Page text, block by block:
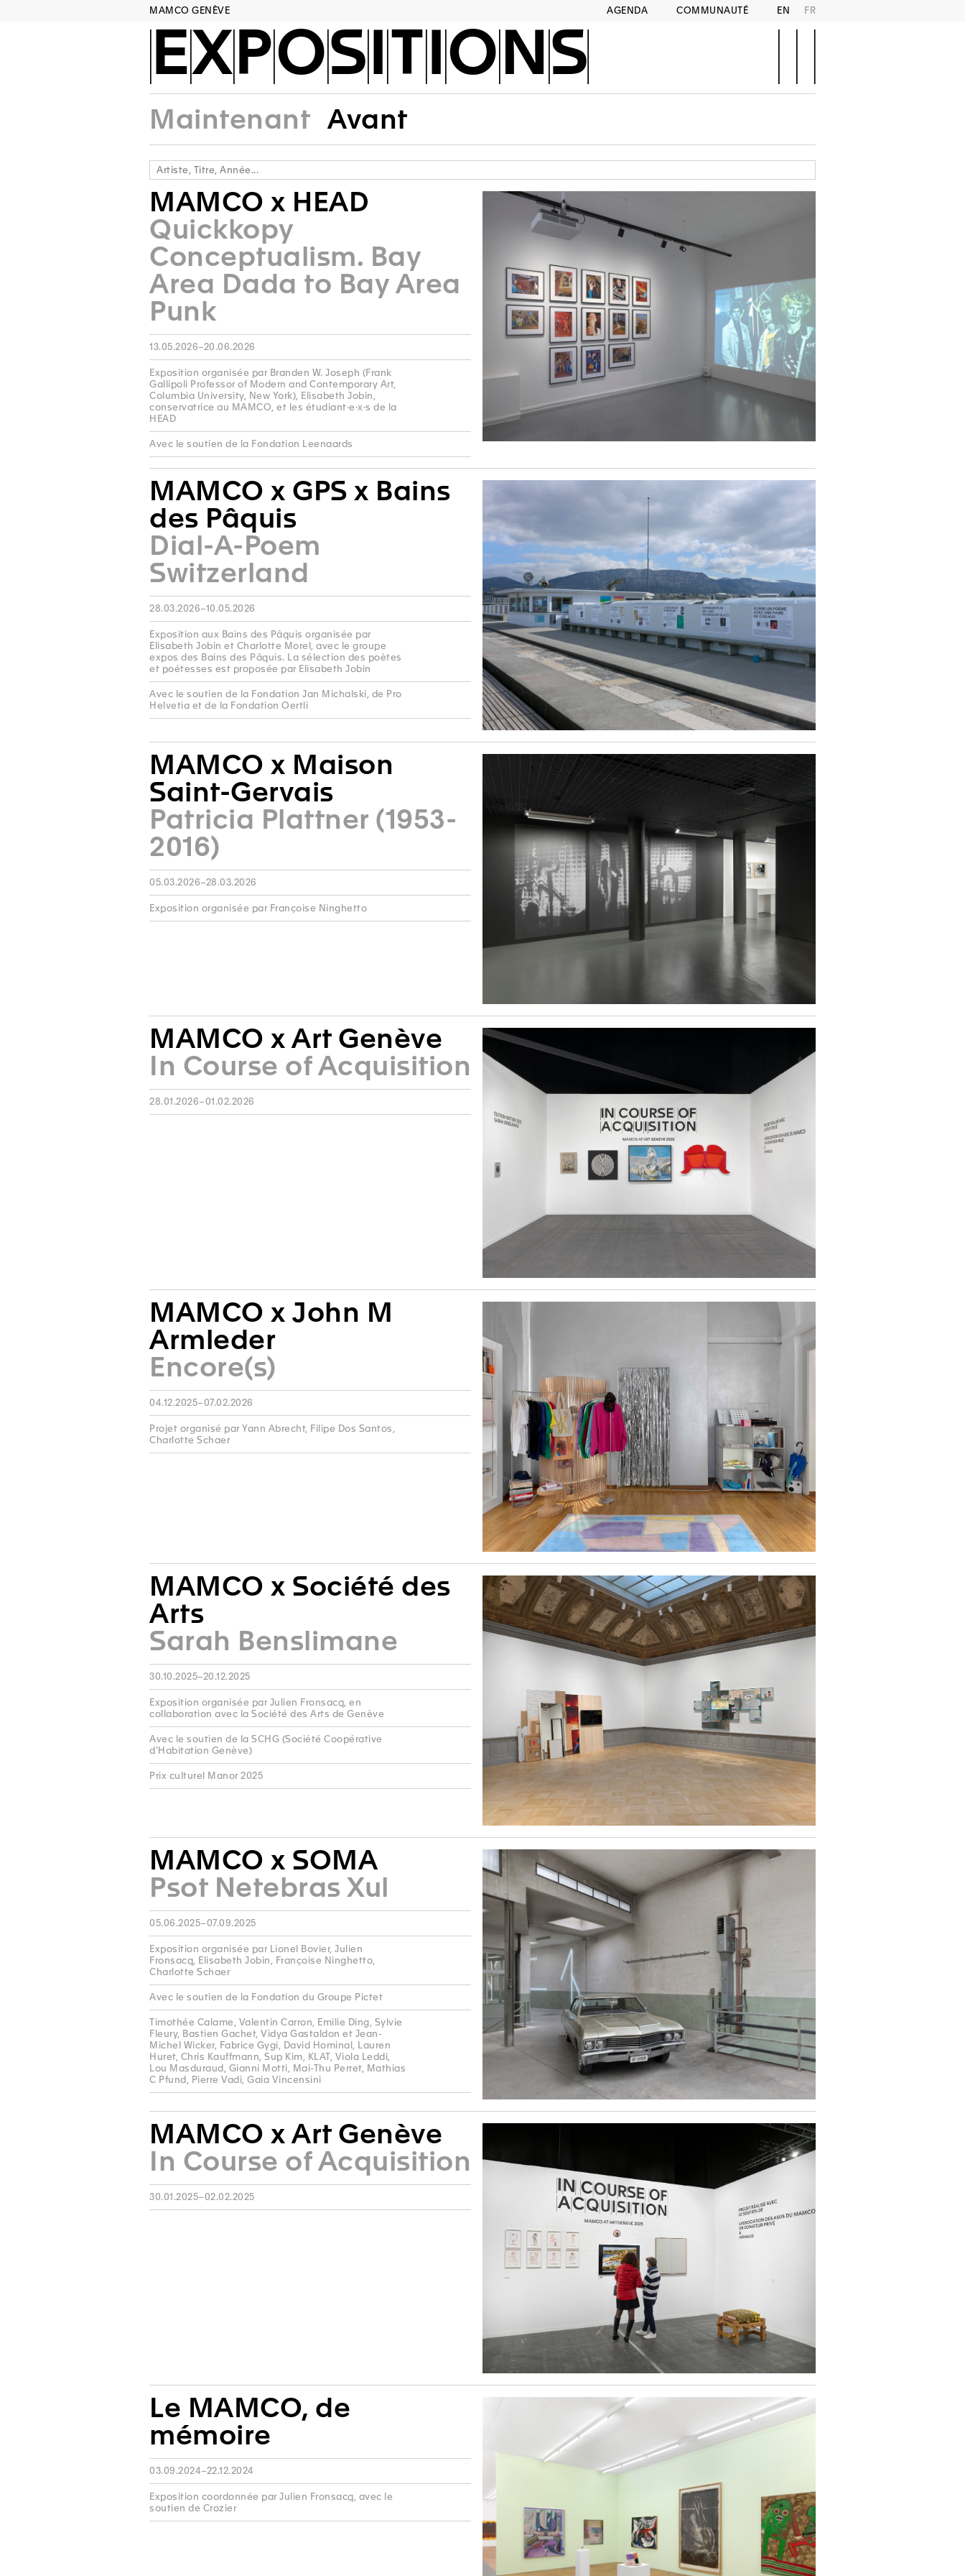
MAMCO GENÈVE AGENDA COMMUNAUTÉ EN FR
EXPOSITIONS
Maintenant Avant
Artiste, Titre, Année...
MAMCO x HEAD
Quickkopy
Conceptualism. Bay
Area Dada to Bay Area
Punk
13.05.2026–20.06.2026
Exposition organisée par Branden W. Joseph (Frank
Gallipoli Professor of Modern and Contemporary Art,
Columbia University, New York), Elisabeth Jobin,
conservatrice au MAMCO, et les étudiant·e·x·s de la
HEAD
Avec le soutien de la Fondation Leenaards
MAMCO x GPS x Bains
des Pâquis
Dial-A-Poem
Switzerland
28.03.2026–10.05.2026
Exposition aux Bains des Pâquis organisée par
Elisabeth Jobin et Charlotte Morel, avec le groupe
expos des Bains des Pâquis. La sélection des poètes
et poétesses est proposée par Elisabeth Jobin
Avec le soutien de la Fondation Jan Michalski, de Pro
Helvetia et de la Fondation Oertli
MAMCO x Maison
Saint-Gervais
Patricia Plattner (1953-
2016)
05.03.2026–28.03.2026
Exposition organisée par Françoise Ninghetto
MAMCO x Art Genève
In Course of Acquisition
28.01.2026–01.02.2026
MAMCO x John M
Armleder
Encore(s)
04.12.2025–07.02.2026
Projet organisé par Yann Abrecht, Filipe Dos Santos,
Charlotte Schaer
MAMCO x Société des
Arts
Sarah Benslimane
30.10.2025–20.12.2025
Exposition organisée par Julien Fronsacq, en
collaboration avec la Société des Arts de Genève
Avec le soutien de la SCHG (Société Coopérative
d’Habitation Genève)
Prix culturel Manor 2025
MAMCO x SOMA
Psot Netebras Xul
05.06.2025–07.09.2025
Exposition organisée par Lionel Bovier, Julien
Fronsacq, Elisabeth Jobin, Françoise Ninghetto,
Charlotte Schaer
Avec le soutien de la Fondation du Groupe Pictet
Timothée Calame, Valentin Carron, Emilie Ding, Sylvie
Fleury, Bastien Gachet, Vidya Gastaldon et Jean-
Michel Wicker, Fabrice Gygi, David Hominal, Lauren
Huret, Chris Kauffmann, Sup Kim, KLAT, Viola Leddi,
Lou Masduraud, Gianni Motti, Mai-Thu Perret, Mathias
C Pfund, Pierre Vadi, Gaia Vincensini
MAMCO x Art Genève
In Course of Acquisition
30.01.2025–02.02.2025
Le MAMCO, de
mémoire
03.09.2024–22.12.2024
Exposition coordonnée par Julien Fronsacq, avec le
soutien de Crozier